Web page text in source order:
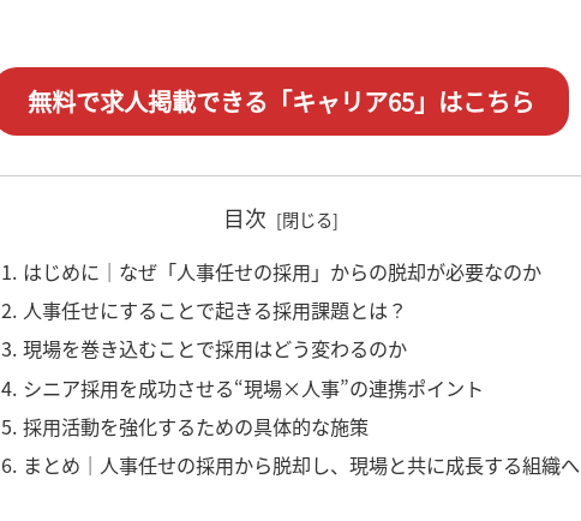
無料で求人掲載できる「キャリア65」はこちら
目次
1. はじめに｜なぜ「人事任せの採用」からの脱却が必要なのか
2. 人事任せにすることで起きる採用課題とは？
3. 現場を巻き込むことで採用はどう変わるのか
4. シニア採用を成功させる“現場×人事”の連携ポイント
5. 採用活動を強化するための具体的な施策
6. まとめ｜人事任せの採用から脱却し、現場と共に成長する組織へ